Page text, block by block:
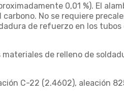
0,01 %). El
No se requiere
de refuerzo en los
de relleno de
C-22 (2.4602), aleación